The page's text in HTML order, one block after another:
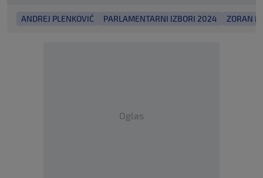
ANDREJ PLENKOVIĆ PARLAMENTARNI IZBORI 2024 ZORAN
Oglas